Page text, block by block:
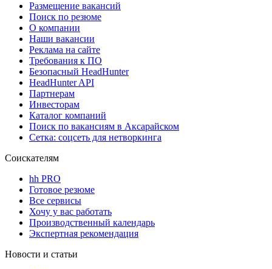
Размещение вакансий
Поиск по резюме
О компании
Наши вакансии
Реклама на сайте
Требования к ПО
Безопасный HeadHunter
HeadHunter API
Партнерам
Инвесторам
Каталог компаний
Поиск по вакансиям в Аксарайском
Сетка: соцсеть для нетворкинга
Соискателям
hh PRO
Готовое резюме
Все сервисы
Хочу у вас работать
Производственный календарь
Экспертная рекомендация
Новости и статьи